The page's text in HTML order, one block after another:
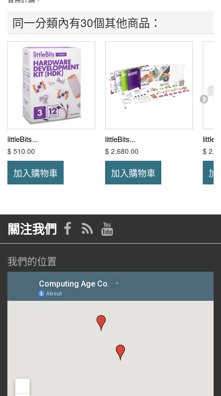
同一分類內有30個其他商品：
littleBits...
$ 510.00
加入購物車
littleBits...
$ 2,680.00
加入購物車
$
加
關注我們
我們的位置